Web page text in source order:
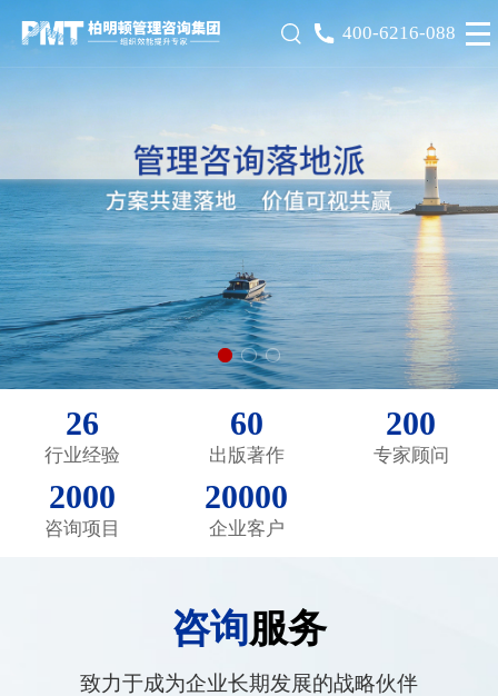
400-6216-088
提升国企效能
打造具有全球竞争力的世界一流企业
26
行业经验
60
出版著作
200
专家顾问
2000
咨询项目
20000
企业客户
咨询服务
致力于成为企业长期发展的战略伙伴